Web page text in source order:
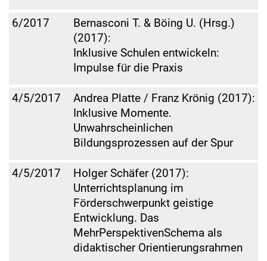
6/2017
Bernasconi T. & Böing U. (Hrsg.)
(2017):
Inklusive Schulen entwickeln:
Impulse für die Praxis
4/5/2017
Andrea Platte / Franz Krönig (2017):
Inklusive Momente.
Unwahrscheinlichen
Bildungsprozessen auf der Spur
4/5/2017
Holger Schäfer (2017):
Unterrichtsplanung im
Förderschwerpunkt geistige
Entwicklung. Das
MehrPerspektivenSchema als
didaktischer Orientierungsrahmen